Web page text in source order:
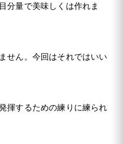
分量で美味しくは作れま
せん。今回はそれではいい
揮するための練りに練られ